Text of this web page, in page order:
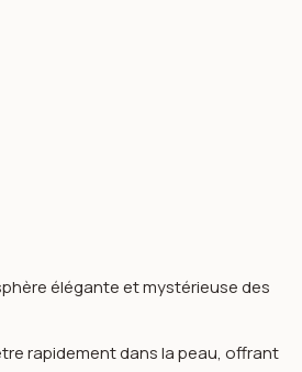
élégante et mystérieuse des
rapidement dans la peau, offrant